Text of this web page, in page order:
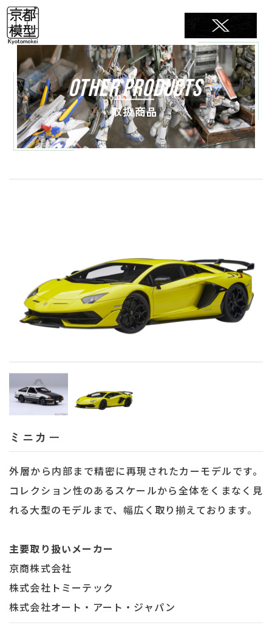
OTHER PRODUCTS
取扱商品
ミニカー
外層から内部まで精密に再現されたカーモデルです。
コレクション性のあるスケールから全体をくまなく見
れる大型のモデルまで、幅広く取り揃えております。
主要取り扱いメーカー
京商株式会社
株式会社トミーテック
株式会社オート・アート・ジャパン